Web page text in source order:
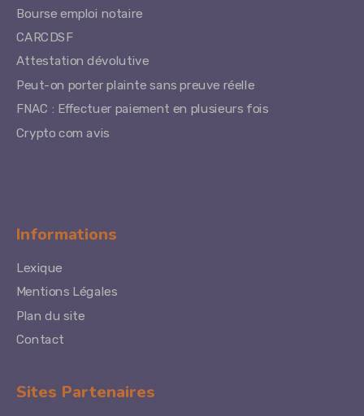
Bourse emploi notaire
CARCDSF
Attestation dévolutive
Peut-on porter plainte sans preuve réelle
FNAC : Effectuer paiement en plusieurs fois
Crypto com avis
Informations
Lexique
Mentions Légales
Plan du site
Contact
Sites Partenaires